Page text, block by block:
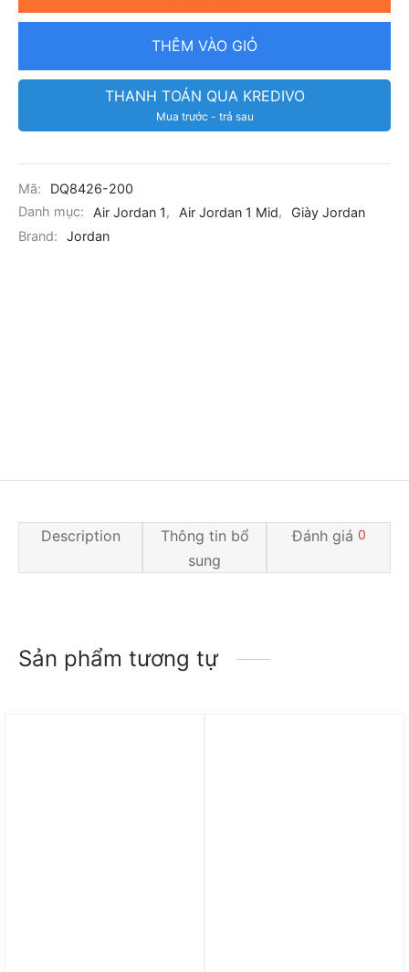
THÊM VÀO GIỎ
THANH TOÁN QUA KREDIVO
Mua trước - trả sau
Mã:
DQ8426-200
Danh mục:
Air Jordan 1 , Air Jordan 1 Mid,
Giày Jordan
Brand:
Jordan
Description
Thông tin bổ
sung
Đánh giá 0
Sản phẩm tương tự